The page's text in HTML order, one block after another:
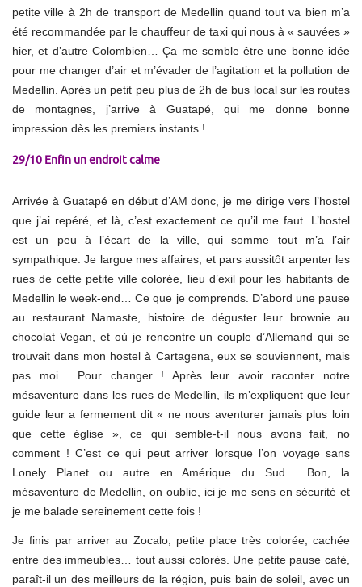
petite ville à 2h de transport de Medellin quand tout va bien m’a
été recommandée par le chauffeur de taxi qui nous à « sauvées »
hier, et d’autre Colombien… Ça me semble être une bonne idée
pour me changer d’air et m’évader de l’agitation et la pollution de
Medellin. Après un petit peu plus de 2h de bus local sur les routes
de montagnes, j’arrive à Guatapé, qui me donne bonne
impression dès les premiers instants !
29/10 Enfin un endroit calme
Arrivée à Guatapé en début d’AM donc, je me dirige vers l’hostel
que j’ai repéré, et là, c’est exactement ce qu’il me faut. L’hostel
est un peu à l’écart de la ville, qui somme tout m’a l’air
sympathique. Je largue mes affaires, et pars aussitôt arpenter les
rues de cette petite ville colorée, lieu d’exil pour les habitants de
Medellin le week-end… Ce que je comprends. D’abord une pause
au restaurant Namaste, histoire de déguster leur brownie au
chocolat Vegan, et où je rencontre un couple d’Allemand qui se
trouvait dans mon hostel à Cartagena, eux se souviennent, mais
pas moi… Pour changer ! Après leur avoir raconter notre
mésaventure dans les rues de Medellin, ils m’expliquent que leur
guide leur a fermement dit « ne nous aventurer jamais plus loin
que cette église », ce qui semble-t-il nous avons fait, no
comment ! C’est ce qui peut arriver lorsque l’on voyage sans
Lonely Planet ou autre en Amérique du Sud… Bon, la
mésaventure de Medellin, on oublie, ici je me sens en sécurité et
je me balade sereinement cette fois !
Je finis par arriver au Zocalo, petite place très colorée, cachée
entre des immeubles… tout aussi colorés. Une petite pause café,
paraît-il un des meilleurs de la région, puis bain de soleil, avec un